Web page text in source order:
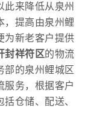
此来降低从泉州
，提高由泉州鲤
为新老客户提供
封祥符区的物流
部的泉州鲤城区
服务，根据客户
仓储、配送、